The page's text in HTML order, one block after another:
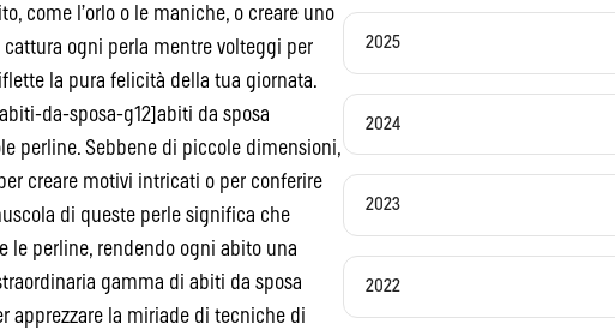
come l’orlo o le maniche, o creare uno
ogni perla mentre volteggi per
la pura felicità della tua giornata.
da-sposa-g12]abiti da sposa
perline. Sebbene di piccole dimensioni,
creare motivi intricati o per conferire
di queste perle significa che
le perline, rendendo ogni abito una
gamma di abiti da sposa
apprezzare la miriade di tecniche di
2025
2024
2023
2022